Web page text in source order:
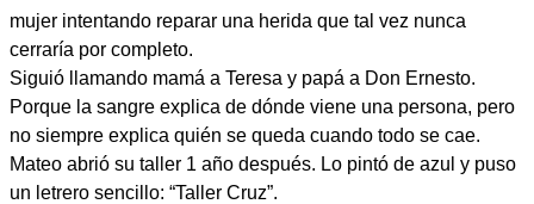
mujer intentando reparar una herida que tal vez nunca
cerraría por completo.
Siguió llamando mamá a Teresa y papá a Don Ernesto.
Porque la sangre explica de dónde viene una persona, pero
no siempre explica quién se queda cuando todo se cae.
Mateo abrió su taller 1 año después. Lo pintó de azul y puso
un letrero sencillo: “Taller Cruz”.